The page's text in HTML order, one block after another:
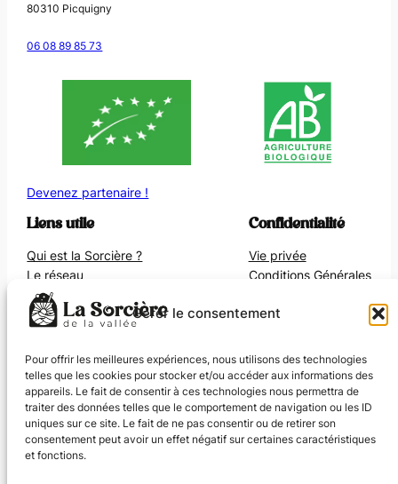
Gérer le consentement
Pour offrir les meilleures expériences, nous utilisons des technologies
telles que les cookies pour stocker et/ou accéder aux informations des
appareils. Le fait de consentir à ces technologies nous permettra de
traiter des données telles que le comportement de navigation ou les ID
uniques sur ce site. Le fait de ne pas consentir ou de retirer son
consentement peut avoir un effet négatif sur certaines caractéristiques
et fonctions.
80310 Picquigny
06 08 89 85 73
Devenez partenaire !
Liens utile
Qui est la Sorcière ?
Le réseau
Points de vente
Confidentialité
Vie privée
Conditions Générales
Réseaux sociaux
Facebook
Instagram
LinkedIn